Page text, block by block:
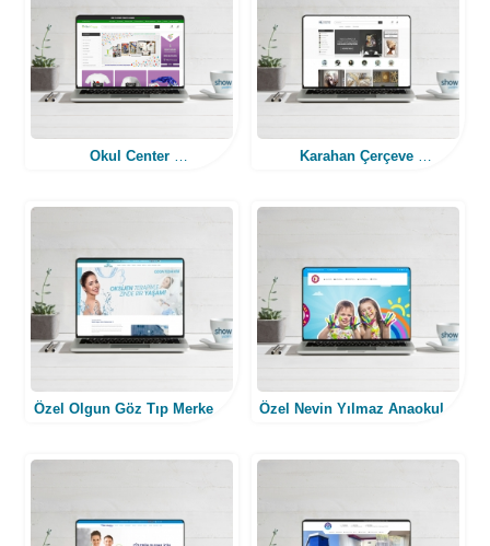
Okul Center
Karahan Çerçeve
Özel Olgun Göz Tıp Merkezi
Özel Nevin Yılmaz Anaokulu